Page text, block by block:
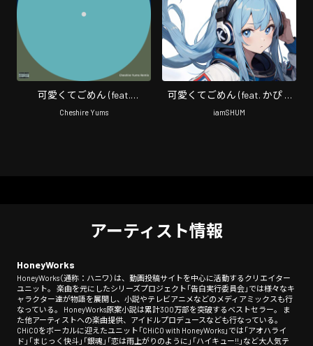
可愛くてごめん (feat.
HoneyWorks & かぴ) [Remix]
Cheshire Yums
可愛くてごめん (feat. かぴ &
HoneyWorks) [iamSHUM REMIX]
iamSHUM
アーティスト情報
HoneyWorks
HoneyWorks（通称：ハニワ）は、動画投稿サイトを中心に活動するクリエイター
ユニット。 楽曲を元にしたシリーズプロジェクト「告白実行委員会」では様々なキ
ャラクター達が物語を展開し、小説やテレビアニメなどのメディアミックスも行
なっている。 HoneyWorks原案小説は累計300万部を突破するベストセラー。 ま
た他アーティストへの楽曲提供、アイドルプロデュースなども行なっている。
CHiCOをボーカルに迎えたユニット「CHiCO with HoneyWorks」では「アオハライ
ド」「まじっく快斗」「銀魂」「恋は雨上がりのように」「ハイキュー!!」など大人気テ